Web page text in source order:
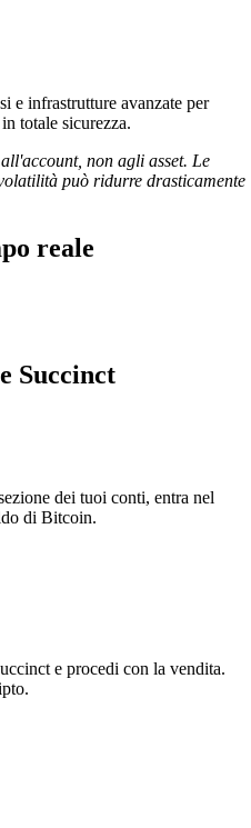
e infrastrutture avanzate per
totale sicurezza.
non agli asset. Le
può ridurre drasticamente
reale
Succinct
dei tuoi conti, entra nel
di Bitcoin.
e procedi con la vendita.